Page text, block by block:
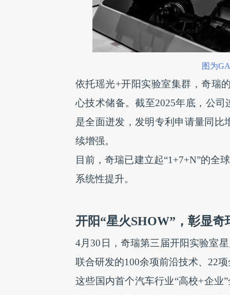
图为
依托瑶光+开阳实验室集群，奇瑞
心技术储备。截至2025年底，公
是全面迸发，发明专利申请量同比
续增强。
目前，奇瑞已建立起“1+7+N”的全
系统性提升。
开阳“星火SHOW”，彰显奇
4月30日，奇瑞第三届开阳实验室
联合研发的100余项前沿技术、22
这些国内首个汽车行业“高校+企业